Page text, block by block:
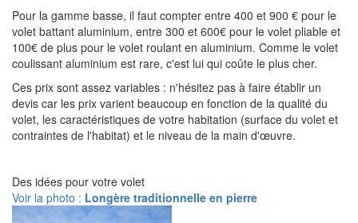
Pour la gamme basse, il faut compter entre 400 et 900 € pour le
volet battant aluminium, entre 300 et 600€ pour le volet pliable et
100€ de plus pour le volet roulant en aluminium. Comme le volet
coulissant aluminium est rare, c'est lui qui coûte le plus cher.
Ces prix sont assez variables : n'hésitez pas à faire établir un
devis car les prix varient beaucoup en fonction de la qualité du
volet, les caractéristiques de votre habitation (surface du volet et
contraintes de l'habitat) et le niveau de la main d'œuvre.
Des idées pour votre volet
Voir la photo : Longère traditionnelle en pierre